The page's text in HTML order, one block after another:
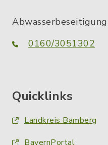
Abwasserbeseitigung
0160/3051302
Quicklinks
Landkreis Bamberg
BayernPortal